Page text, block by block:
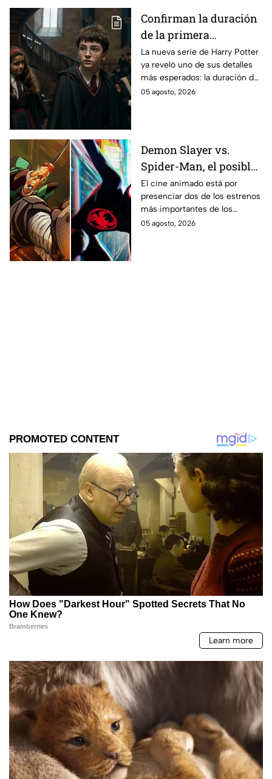
Confirman la duración
de la primera
temporada de Harry
Potter y emocionará a
los fans de los libros
La nueva serie de Harry Potter
ya reveló uno de sus detalles
más esperados: la duración de
la primera temporada basada
05 agosto, 2026
Demon Slayer vs.
Spider-Man, el posible
gran enfrentamiento
en taquilla del 2027
El cine animado está por
presenciar dos de los estrenos
más importantes de los
últimos años.
05 agosto, 2026